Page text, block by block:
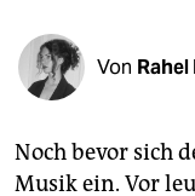
unterstützen
abo
epaper login
Von Rahel
Noch bevor sich
Musik ein. Vor